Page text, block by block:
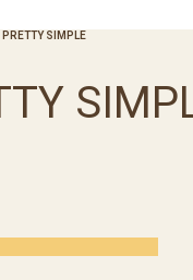
PRETTY SIMPLE